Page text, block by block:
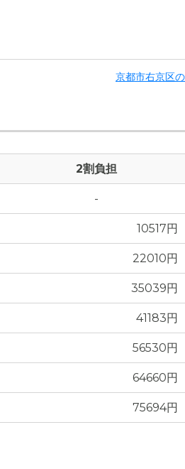
京都市右京区
2割負担
-
10517円
22010円
35039円
41183円
56530円
64660円
75694円